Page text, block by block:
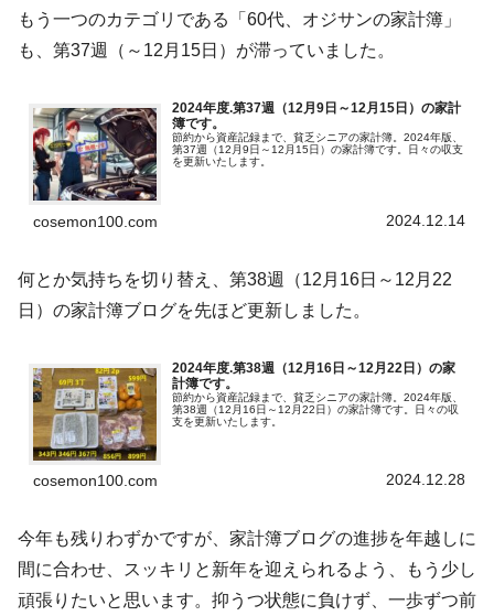
もう一つのカテゴリである「60代、オジサンの家計簿」
も、第37週（～12月15日）が滞っていました。
2024年度.第37週（12月9日～12月15日）の家計
簿です。
節約から資産記録まで、貧乏シニアの家計簿。2024年版、
第37週（12月9日～12月15日）の家計簿です。日々の収支
を更新いたします。
cosemon100.com 2024.12.14
何とか気持ちを切り替え、第38週（12月16日～12月22
日）の家計簿ブログを先ほど更新しました。
2024年度.第38週（12月16日～12月22日）の家
計簿です。
節約から資産記録まで、貧乏シニアの家計簿。2024年版、
第38週（12月16日～12月22日）の家計簿です。日々の収
支を更新いたします。
cosemon100.com 2024.12.28
今年も残りわずかですが、家計簿ブログの進捗を年越しに
間に合わせ、スッキリと新年を迎えられるよう、もう少し
頑張りたいと思います。抑うつ状態に負けず、一歩ずつ前